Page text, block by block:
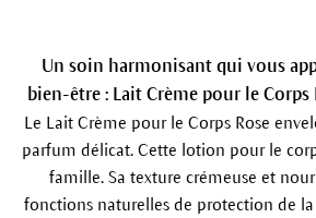
Un soin harmonisant qui vous
bien-être : Lait Crème pour le Corps
Le Lait Crème pour le Corps Rose
parfum délicat. Cette lotion pour le
famille. Sa texture crémeuse et
fonctions naturelles de protection de